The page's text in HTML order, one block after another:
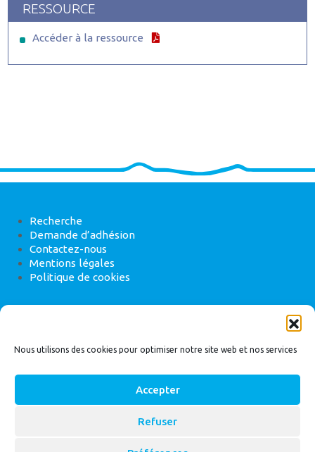
Nous utilisons des cookies pour optimiser notre site web et nos services
Accepter
Refuser
RESSOURCE
Accéder à la ressource
Recherche
Demande d’adhésion
Contactez-nous
Mentions légales
Politique de cookies